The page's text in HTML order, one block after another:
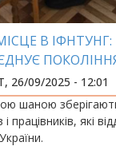
В
26/09/2025 - 12:01
шаною
і працівників, які